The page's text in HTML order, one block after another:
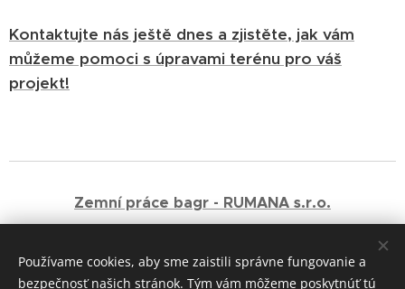
Kontaktujte nás ještě dnes a zjistěte, jak vám
můžeme pomoci s úpravami terénu pro váš
projekt!
Zemní práce bagr - RUMANA s.r.o.
Používame cookies, aby sme zaistili správne fungovanie a
bezpečnosť našich stránok. Tým vám môžeme poskytnúť tú